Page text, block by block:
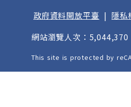
政府資料開放平臺 | 隱私
網站瀏覽人次：5,044,370
This site is protected by